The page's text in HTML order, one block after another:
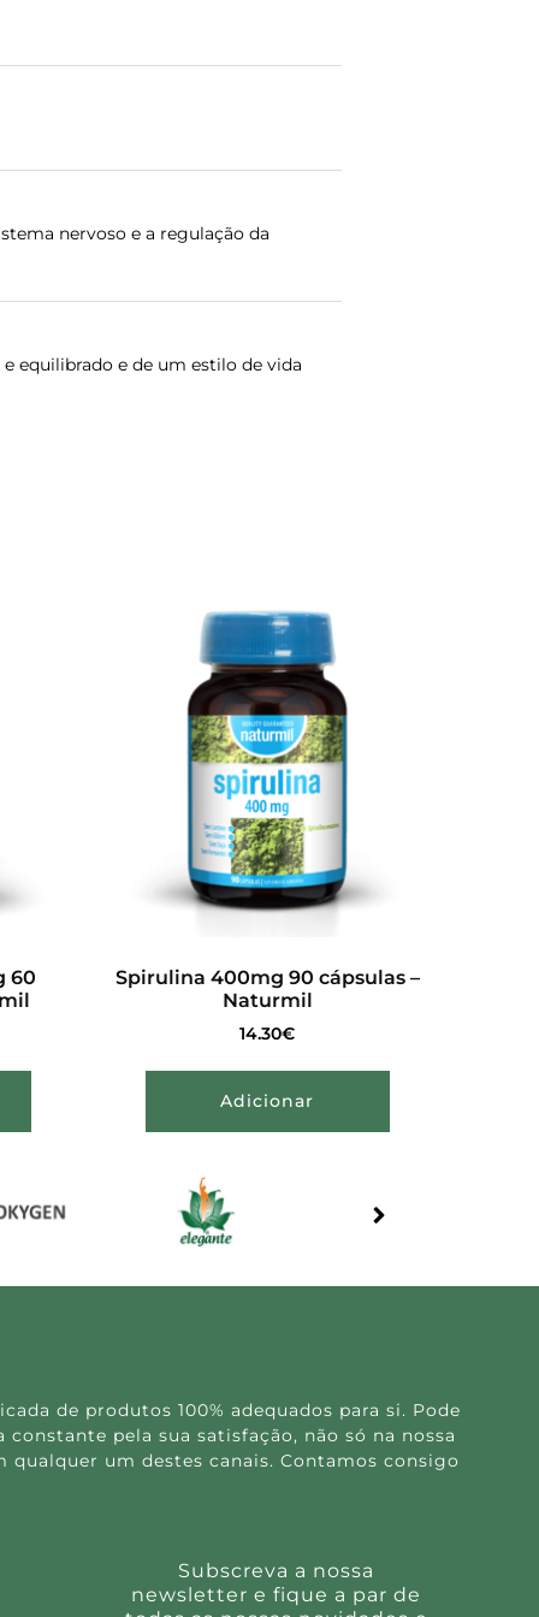
nervoso e a regulação da
equilibrado e de um estilo de vida
60
Spirulina 400mg 90 cápsulas –
Naturmil
14.30€
Adicionar
de produtos 100% adequados para si. Pode
pela sua satisfação, não só na nossa
um destes canais. Contamos consigo
Subscreva a nossa
newsletter e fique a par de